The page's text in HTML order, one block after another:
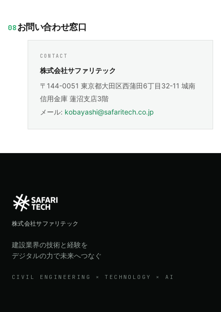
08お問い合わせ窓口
CONTACT
株式会社サファリテック
〒144-0051 東京都大田区西蒲田6丁目32-11 城南
信用金庫 蓮沼支店3階
メール: kobayashi@safaritech.co.jp
株式会社サファリテック
建設業界の技術と経験を
デジタルの力で未来へつなぐ
CIVIL ENGINEERING × TECHNOLOGY × AI